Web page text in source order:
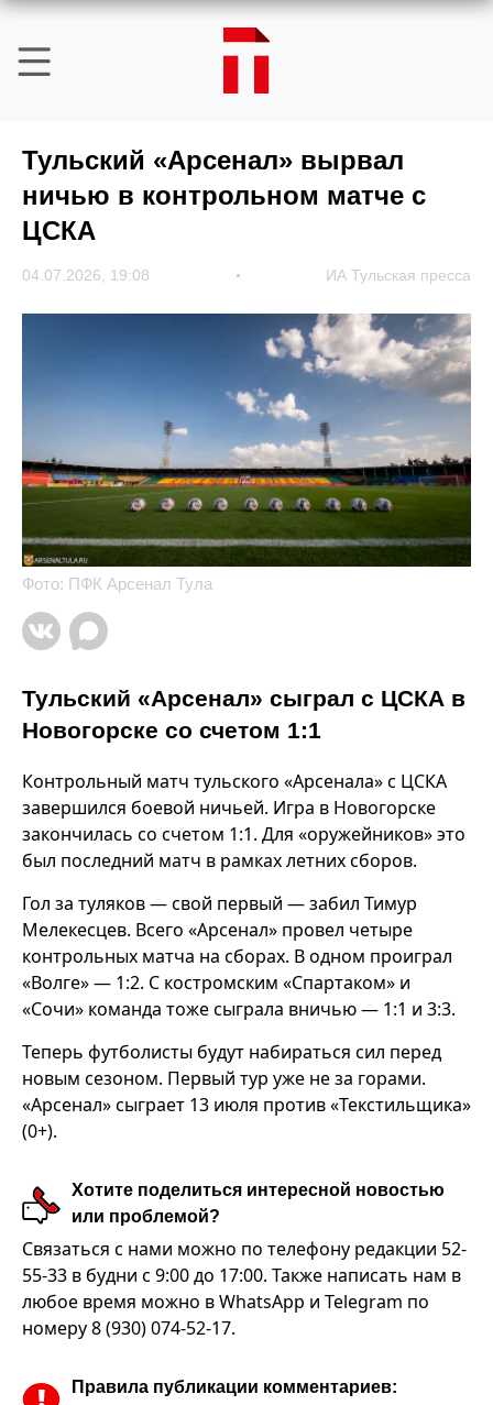
Тульский «Арсенал» вырвал
ничью в контрольном матче с
ЦСКА
04.07.2026, 19:08 ИА Тульская пресса
Фото: ПФК Арсенал Тула
Тульский «Арсенал» сыграл с ЦСКА в
Новогорске со счетом 1:1
Контрольный матч тульского «Арсенала» с ЦСКА
завершился боевой ничьей. Игра в Новогорске
закончилась со счетом 1:1. Для «оружейников» это
был последний матч в рамках летних сборов.
Гол за туляков — свой первый — забил Тимур
Мелекесцев. Всего «Арсенал» провел четыре
контрольных матча на сборах. В одном проиграл
«Волге» — 1:2. С костромским «Спартаком» и
«Сочи» команда тоже сыграла вничью — 1:1 и 3:3.
Теперь футболисты будут набираться сил перед
новым сезоном. Первый тур уже не за горами.
«Арсенал» сыграет 13 июля против «Текстильщика»
(0+).
Хотите поделиться интересной новостью
или проблемой?
Связаться с нами можно по телефону редакции 52-
55-33 в будни с 9:00 до 17:00. Также написать нам в
любое время можно в WhatsApp и Telegram по
номеру 8 (930) 074-52-17.
Правила публикации комментариев: